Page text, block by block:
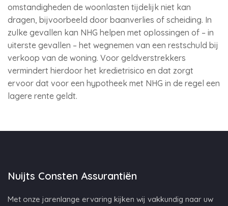
omstandigheden de woonlasten tijdelijk niet kan
dragen, bijvoorbeeld door baanverlies of scheiding. In
zulke gevallen kan NHG helpen met oplossingen of – in
uiterste gevallen – het wegnemen van een restschuld bij
verkoop van de woning. Voor geldverstrekkers
vermindert hierdoor het kredietrisico en dat zorgt
ervoor dat voor een hypotheek met NHG in de regel een
lagere rente geldt.
Nuijts Consten Assurantiën
Met onze jarenlange ervaring kijken wij vakkundig naar uw